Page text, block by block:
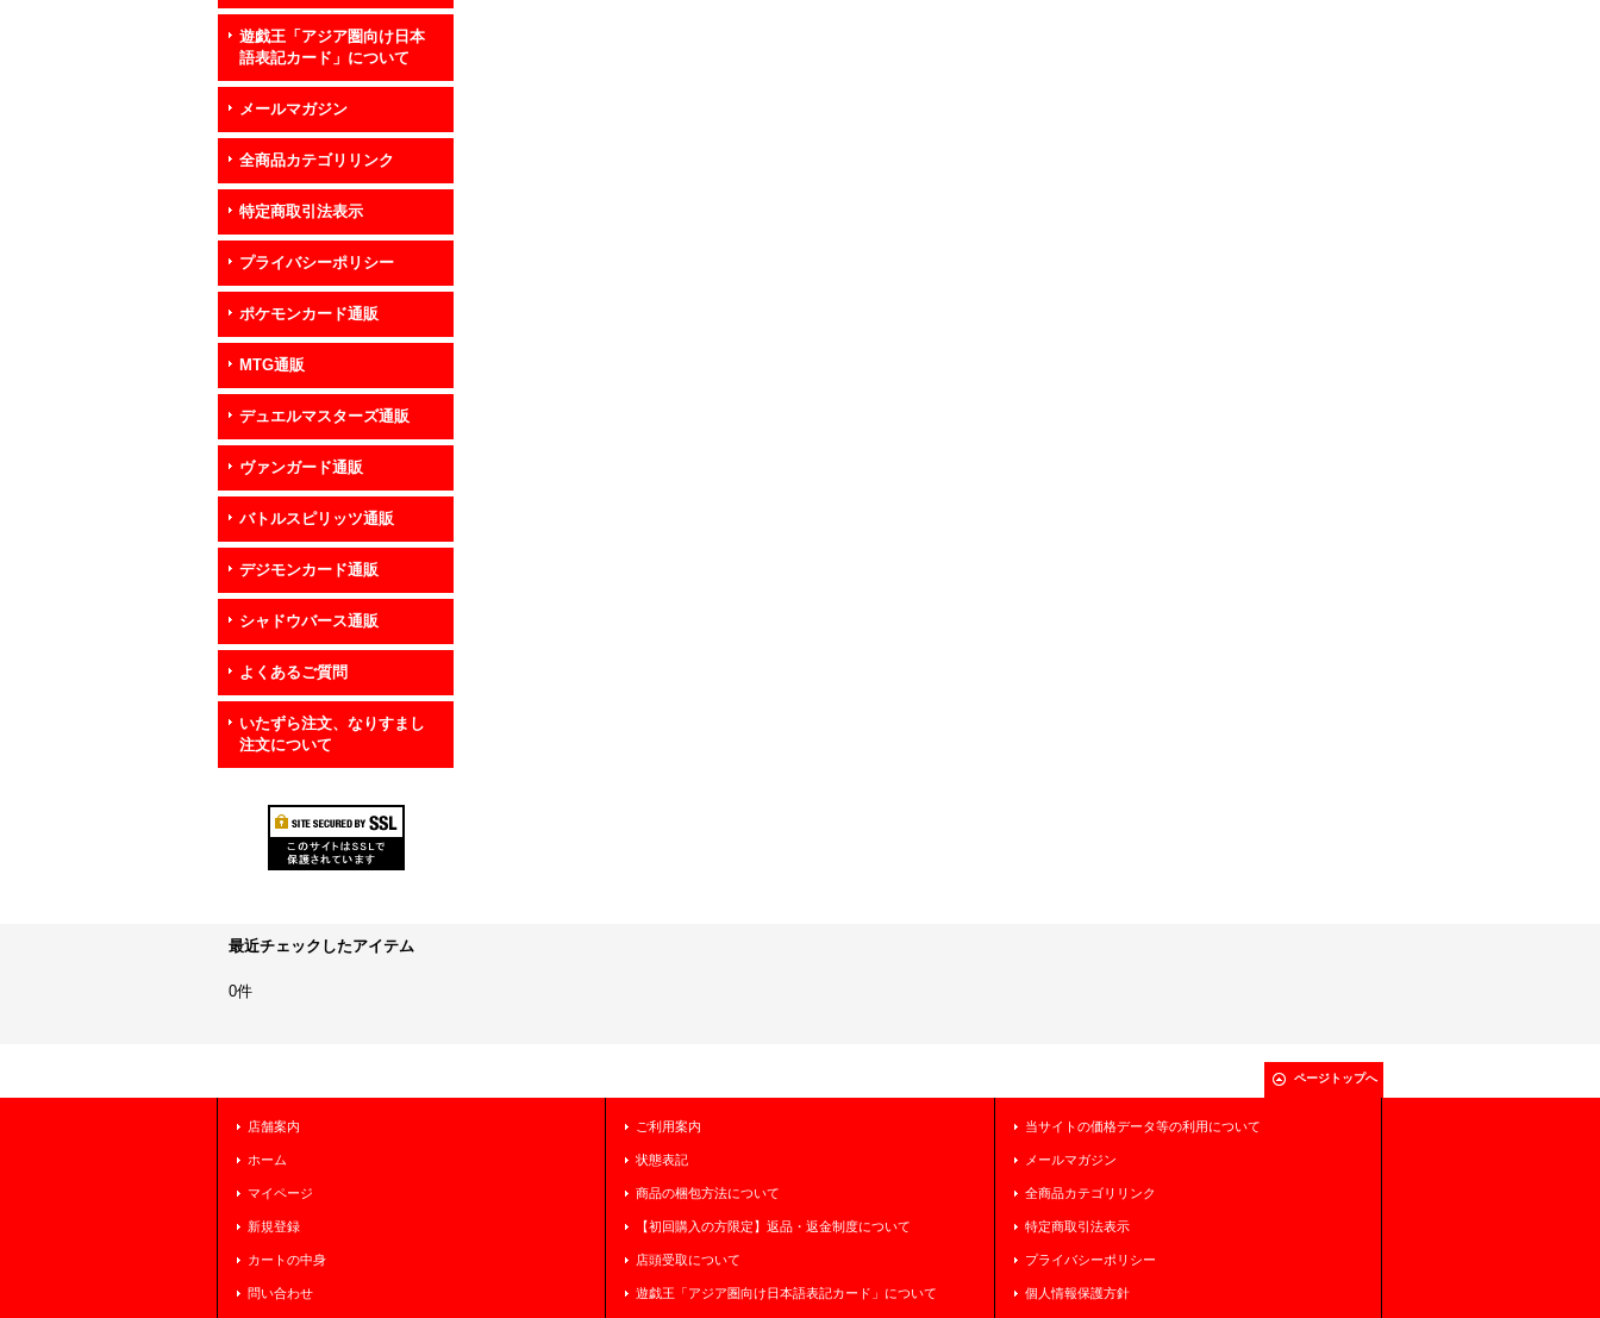
遊戯王「アジア圏向け日本
語表記カード」について
メールマガジン
全商品カテゴリリンク
特定商取引法表示
プライバシーポリシー
ポケモンカード通販
MTG通販
デュエルマスターズ通販
ヴァンガード通販
バトルスピリッツ通販
デジモンカード通販
シャドウバース通販
よくあるご質問
いたずら注文、なりすまし
注文について
最近チェックしたアイテム
0件
ページトップへ
店舗案内
ホーム
マイページ
新規登録
カートの中身
問い合わせ
ご利用案内
状態表記
商品の梱包方法について
【初回購入の方限定】返品・返金制度について
店頭受取について
遊戯王「アジア圏向け日本語表記カード」について
当サイトの価格データ等の利用について
メールマガジン
全商品カテゴリリンク
特定商取引法表示
プライバシーポリシー
個人情報保護方針